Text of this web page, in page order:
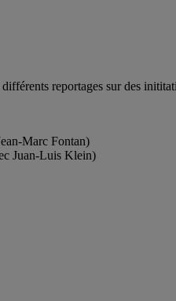
reportages sur des
Marc Fontan)
Juan-Luis Klein)